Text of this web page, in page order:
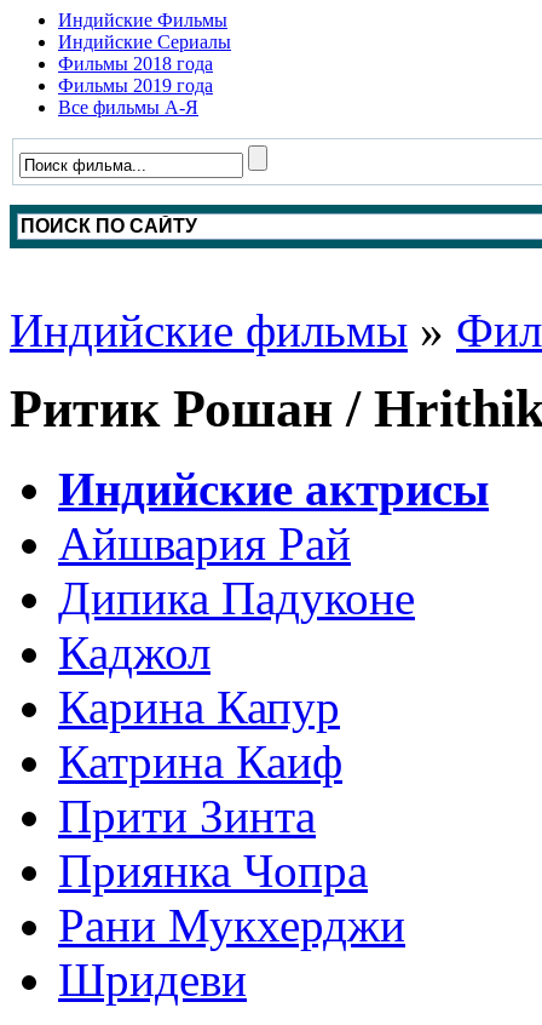
Индийские Фильмы
Индийские Сериалы
Фильмы 2018 года
Фильмы 2019 года
Все фильмы А-Я
Индийские фильмы »
Ритик Рошан / Hrithik
Индийские актрисы
Айшвария Рай
Дипика Падуконе
Каджол
Карина Капур
Катрина Каиф
Прити Зинта
Приянка Чопра
Рани Мукхерджи
Шридеви